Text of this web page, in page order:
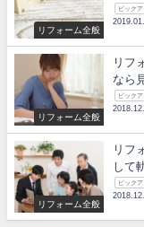
リフォーム全般
ピック
リフォーム全般
リフ
なら
ピック
リフォーム全般
リフ
して
ピック